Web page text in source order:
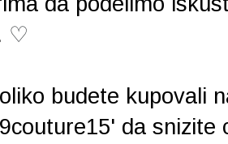
♡
budete kupovali
da snizite